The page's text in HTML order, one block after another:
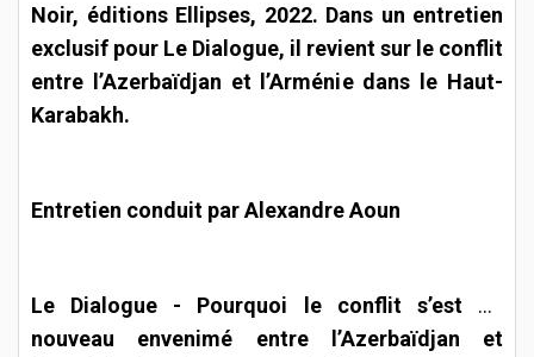
Noir, éditions Ellipses, 2022. Dans un entretien
exclusif pour Le Dialogue, il revient sur le conflit
entre l’Azerbaïdjan et l’Arménie dans le Haut-
Karabakh.
Entretien conduit par Alexandre Aoun
Le Dialogue -
Pourquoi le conflit s’est de
nouveau envenimé entre l’Azerbaïdjan et